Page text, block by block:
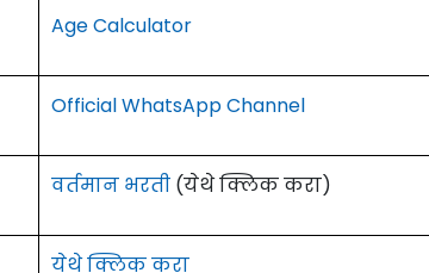
Age Calculator
Official WhatsApp Channel
वर्तमान भरती (येथे क्लिक करा)
येथे क्लिक करा